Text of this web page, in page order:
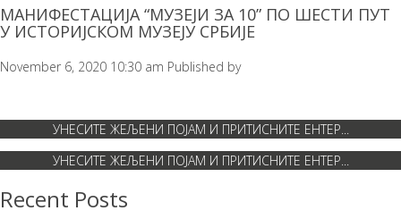
МАНИФЕСТАЦИЈА “МУЗЕЈИ ЗА 10” ПО ШЕСТИ ПУТ
У ИСТОРИЈСКОМ МУЗЕЈУ СРБИЈЕ
November 6, 2020 10:30 am Published by
Recent Posts